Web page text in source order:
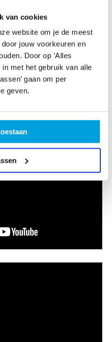
van cookies
website om je de meest
jouw voorkeuren en
Door op ‘Alles
met het gebruik van alle
gaan om per
geven.